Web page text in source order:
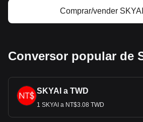
Comprar/vender
Conversor popular de
SKYAI a TWD
1 SKYAI a NT$3.08 TWD